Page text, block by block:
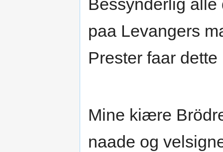
Bessynderlig
paa Levangers
Prester faar
Mine kiære
naade og